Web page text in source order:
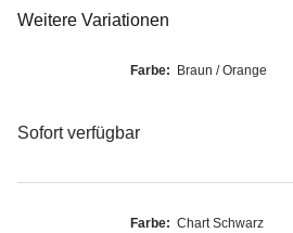
Weitere Variationen
Farbe: Braun / Orange
Sofort verfügbar
Farbe: Chart Schwarz